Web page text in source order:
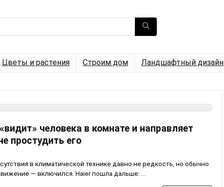
Цветы и растения Строим дом Ландшафтный дизайн
человека в комнате и направляет
простудить его
в климатической технике давно не редкость, но обычно
— включился. Haier пошла дальше: ...